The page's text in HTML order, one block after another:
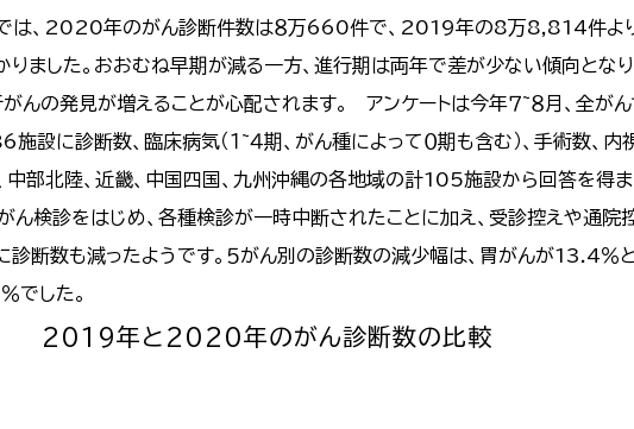
では、2020年のがん診断件数は８万660件で、2019年の8万8,814件
かりました。おおむね早期が減る一方、進行期は両年で差が少ない傾向と
んの発見が増えることが心配されます。 アンケートは今年７~８月、全が
設に診断数、臨床病気（１~４期、がん種によって０期も含む）、手術数、
部北陸、近畿、中国四国、九州沖縄の各地域の計105施設から回答を得ま
検診をはじめ、各種検診が一時中断されたことに加え、受診控えや通院
診断数も減ったようです。５がん別の診断数の減少幅は、胃がんが13.4％
でした。
2019年と2020年のがん診断数の比較